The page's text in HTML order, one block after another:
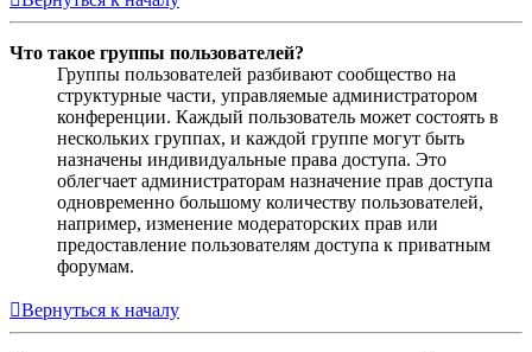
Что такое группы пользователей?
Группы пользователей разбивают сообщество на
структурные части, управляемые администратором
конференции. Каждый пользователь может состоять в
нескольких группах, и каждой группе могут быть
назначены индивидуальные права доступа. Это
облегчает администраторам назначение прав доступа
одновременно большому количеству пользователей,
например, изменение модераторских прав или
предоставление пользователям доступа к приватным
форумам.
Вернуться к началу